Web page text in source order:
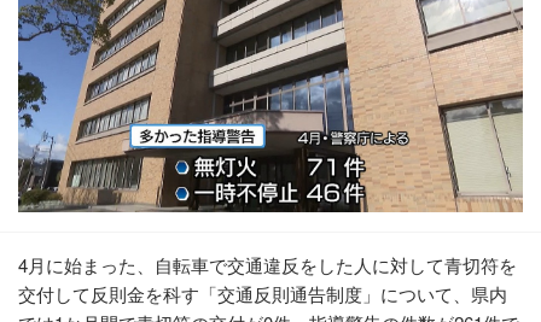
4月に始まった、自転車で交通違反をした人に対して青切符を
交付して反則金を科す「交通反則通告制度」について、県内